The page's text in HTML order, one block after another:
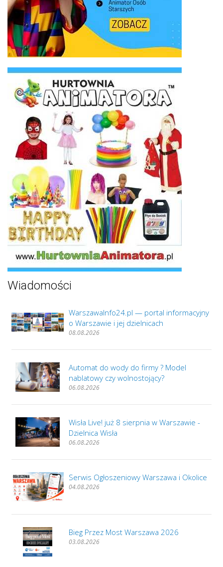
Wiadomości
WarszawaInfo24.pl — portal informacyjny
o Warszawie i jej dzielnicach
08.08.2026
Automat do wody do firmy ? Model
nablatowy czy wolnostojący?
06.08.2026
Wisła Live! już 8 sierpnia w Warszawie -
Dzielnica Wisła
06.08.2026
Serwis Ogłoszeniowy Warszawa i Okolice
04.08.2026
Bieg Przez Most Warszawa 2026
03.08.2026